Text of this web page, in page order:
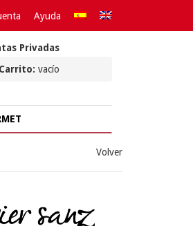
Ayuda
Privadas
Carrito: vacío
Volver